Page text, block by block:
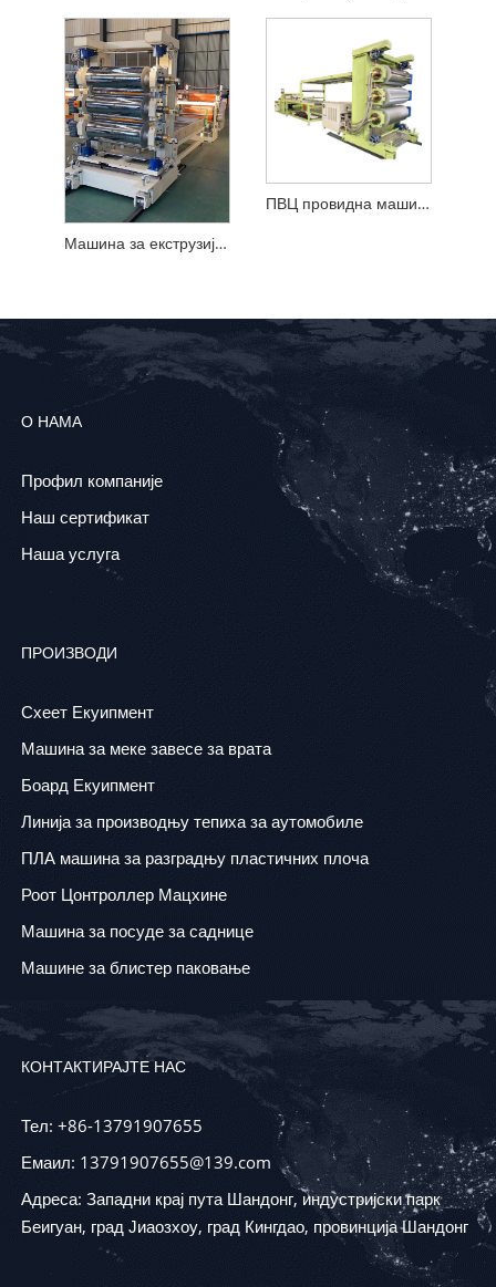
Машина за екструзију меких ПВЦ завеса
ПВЦ провидна машина за меке завесе за врата
О НАМА
Профил компаније
Наш сертификат
Наша услуга
ПРОИЗВОДИ
Схеет Екуипмент
Машина за меке завесе за врата
Боард Екуипмент
Линија за производњу тепиха за аутомобиле
ПЛА машина за разградњу пластичних плоча
Роот Цонтроллер Мацхине
Машина за посуде за саднице
Машине за блистер паковање
КОНТАКТИРАЈТЕ НАС
Тел: +86-13791907655
Емаил: 13791907655@139.com
Адреса: Западни крај пута Шандонг, индустријски парк
Беигуан, град Јиаозхоу, град Кингдао, провинција Шандонг